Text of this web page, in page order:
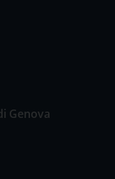
Genova